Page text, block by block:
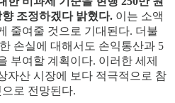
조정하겠다 밝혔다. 이는 소액
줄여줄 것으로 기대된다. 더불
손실에 대해서도 손익통산과 5
부여할 계획이다. 이러한 세제
자산 시장에 보다 적극적으로 참
로 전망된다.